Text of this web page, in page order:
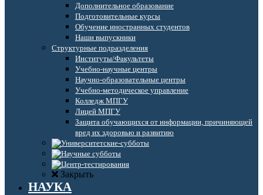
Дополнительное образование
Подготовительные курсы
Обучение иностранных студентов
Наши выпускники
Структурные подразделения
Институты/Факультеты
Учебно-научные центры
Научно-образовательные центры
Учебно-методическое управление
Колледж МПГУ
Лицей МПГУ
Защита обучающихся от информации, причиняющей
вред их здоровью и развитию
Закрыть
НАУКА